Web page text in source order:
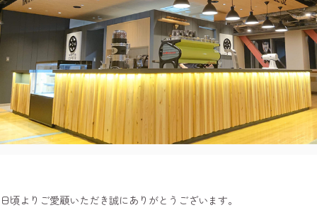
日頃よりご愛顧いただき誠にありがとうございます。